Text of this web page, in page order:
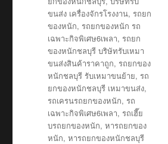
ขนส่ง เครื่องจักรโรงงาน,รถยก
ของหนัก,รถยกของหนัก รถ
เฉพาะกิจพิเศษ6เพลา,รถยก
ของหนักชลบุรี บริษัทรับเหมา
ขนส่งสินค้าราคาถูก,รถยกของ
หนักชลบุรี รับเหมาขนย้าย,รถ
ยกของหนักชลบุรี เหมาขนส่ง,
รถเครนรถยกของหนัก,รถ
เฉพาะกิจพิเศษ6เพลา,รถเฮี๊ย
บรถยกของหนัก,หารถยกของ
หนัก,หารถยกของหนักชลบุรี